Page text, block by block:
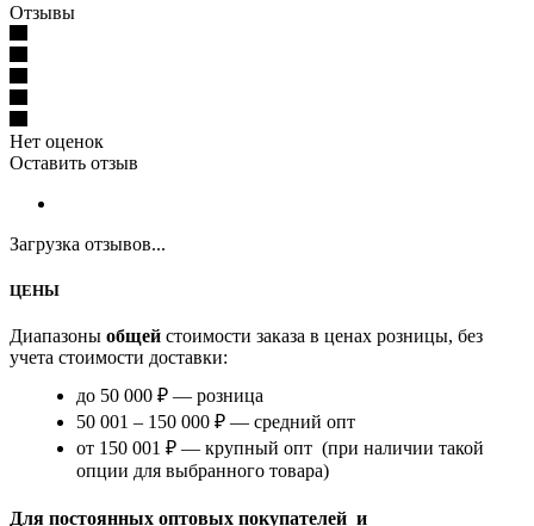
Отзывы
Нет оценок
Оставить отзыв
Загрузка отзывов...
ЦЕНЫ
Диапазоны общей стоимости заказа в ценах розницы, без
учета стоимости доставки:
до 50 000 ₽ — розница
50 001 – 150 000 ₽ — средний опт
от 150 001 ₽ — крупный опт (при наличии такой
опции для выбранного товара)
Для постоянных оптовых покупателей и